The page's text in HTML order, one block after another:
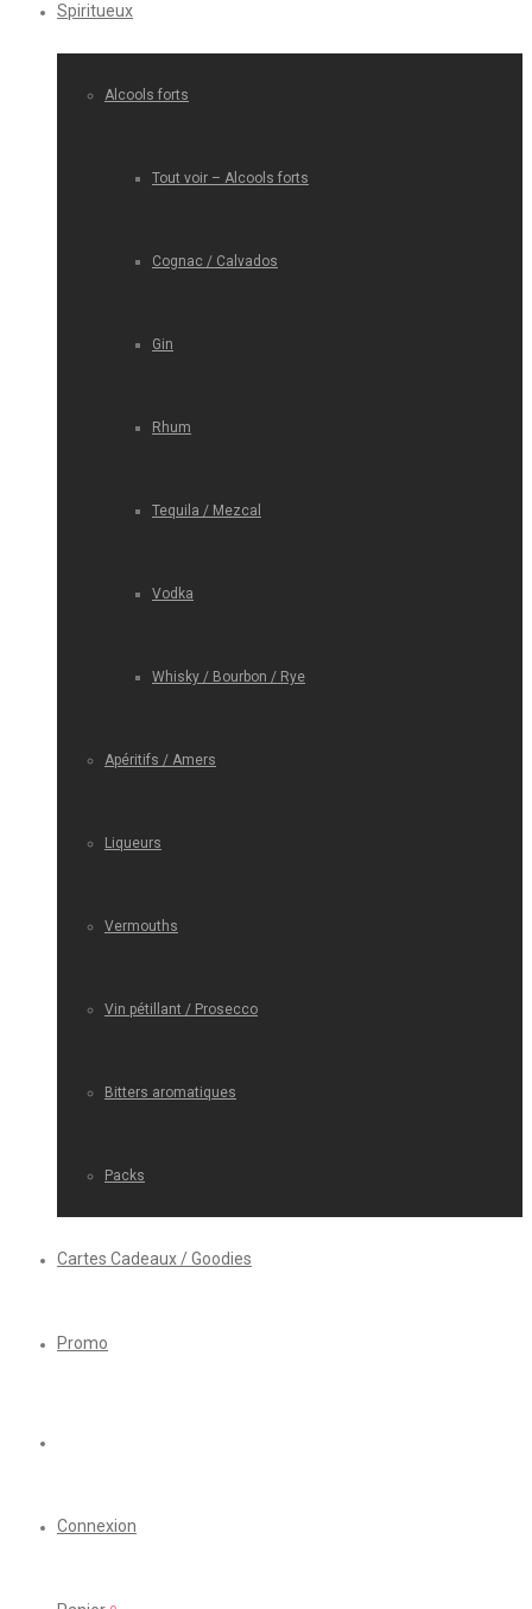
Spiritueux
Alcools forts
Tout voir – Alcools forts
Cognac / Calvados
Gin
Rhum
Tequila / Mezcal
Vodka
Whisky / Bourbon / Rye
Apéritifs / Amers
Liqueurs
Vermouths
Vin pétillant / Prosecco
Bitters aromatiques
Packs
Cartes Cadeaux / Goodies
Promo
Connexion